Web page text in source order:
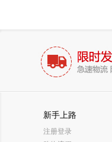
新手上路
注册登录